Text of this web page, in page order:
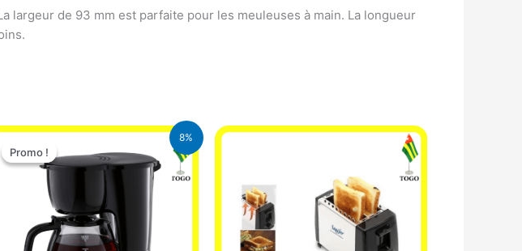
largeur de 93 mm est parfaite pour les meuleuses à main. La longueur
8%
Promo !
Promo !
Le
initial
était :
25.000 CFA.
Le
actuel
est :
23.000 CFA.